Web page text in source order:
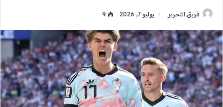
فريق التحرير يوليو 7, 2026 9